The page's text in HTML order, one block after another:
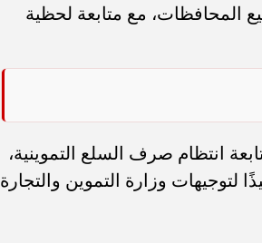
مع متابعة لحظية
المركزية عملها على مدار 24 ساعة لمتابعة انتظام صرف السلع التموينية،
وزارة التموين والتجارة